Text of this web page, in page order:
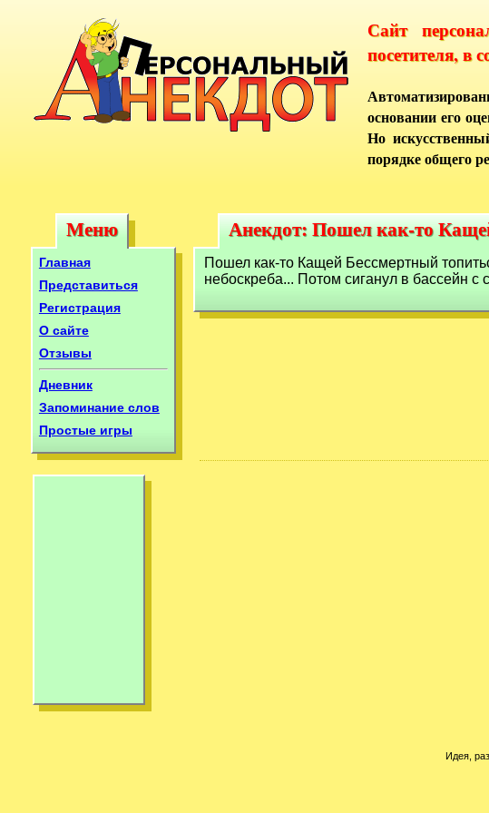
Сайт
посетителя, в
основании его
Но
порядке общего
Меню
Меню
Главная
Представиться
Регистрация
О сайте
Отзывы
Дневник
Запоминание слов
Простые игры
Анекдот: Пошел как-то
Анекдот: Пошел как-то
Пошел как-то Кащей Бессмертный
небоскреба... Потом сиганул в бассейн
Идея,